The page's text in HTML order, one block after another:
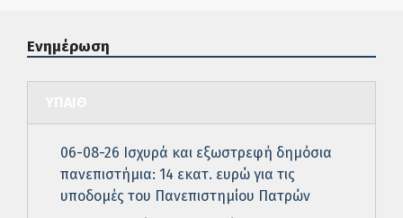
Ενημέρωση
06-08-26 Ισχυρά και εξωστρεφή δημόσια
πανεπιστήμια: 14 εκατ. ευρώ για τις
υποδομές του Πανεπιστημίου Πατρών